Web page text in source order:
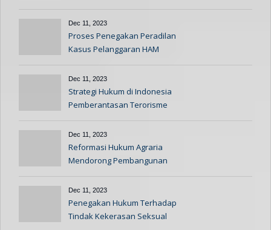
Dec 11, 2023
Proses Penegakan Peradilan
Kasus Pelanggaran HAM
Dec 11, 2023
Strategi Hukum di Indonesia
Pemberantasan Terorisme
Dec 11, 2023
Reformasi Hukum Agraria
Mendorong Pembangunan
Dec 11, 2023
Penegakan Hukum Terhadap
Tindak Kekerasan Seksual